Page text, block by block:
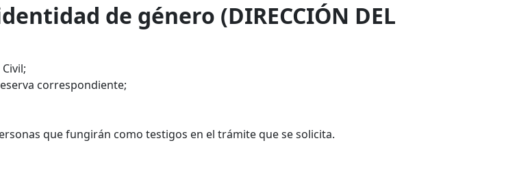
de género (DIRECCIÓN DEL
correspondiente;
que fungirán como testigos en el trámite que se solicita.